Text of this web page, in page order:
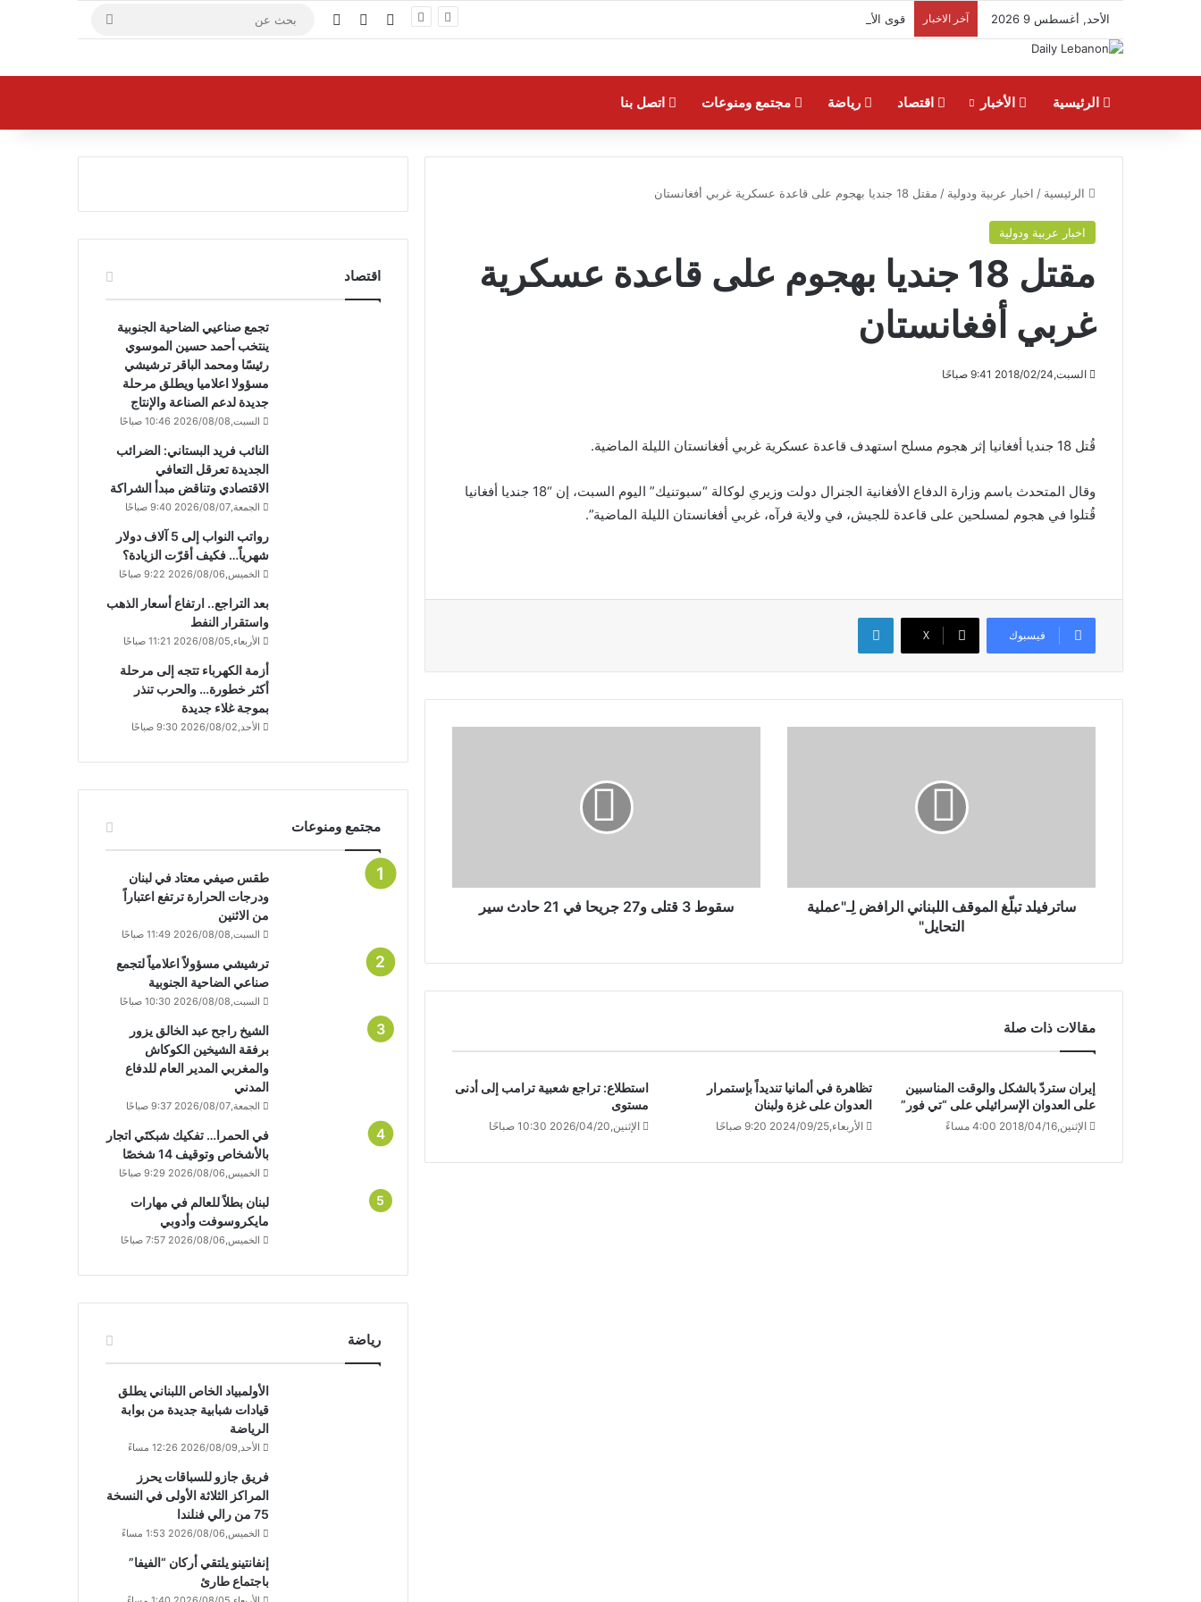
الأحد, أغسطس 9 2026 آخر الاخبار قوى الأمن: إحباط محاولة تهريب 5000 حبة كبتاغون إلى السعودية عبر شركة شحن فيسبوك يوتيوب
الرئيسية الأخبار اقتصاد رياضة مجتمع ومنوعات اتصل بنا
الرئيسية / اخبار عربية ودولية / مقتل 18 جنديا بهجوم على قاعدة عسكرية غربي أفغانستان
اخبار عربية ودولية
مقتل 18 جنديا بهجوم على قاعدة عسكرية
غربي أفغانستان
السبت,2018/02/24 9:41 صباحًا
قُتل 18 جنديا أفغانيا إثر هجوم مسلح استهدف قاعدة عسكرية غربي أفغانستان الليلة الماضية.
وقال المتحدث باسم وزارة الدفاع الأفغانية الجنرال دولت وزيري لوكالة “سبوتنيك” اليوم السبت، إن “18 جنديا أفغانيا
قُتلوا في هجوم لمسلحين على قاعدة للجيش، في ولاية فرآه، غربي أفغانستان الليلة الماضية”.
فيسبوك X
لينكدإن
ساترفيلد تبلّغ الموقف اللبناني الرافض لِـ"عملية
التحايل"
سقوط 3 قتلى و27 جريحا في 21 حادث سير
مقالات ذات صلة
إيران ستردّ بالشكل والوقت المناسبين
على العدوان الإسرائيلي على “تي فور”
الإثنين,2018/04/16 4:00 مساءً
تظاهرة في ألمانيا تنديداً بإستمرار
العدوان على غزة ولبنان
الأربعاء,2024/09/25 9:20 صباحًا
استطلاع: تراجع شعبية ترامب إلى أدنى
مستوى
الإثنين,2026/04/20 10:30 صباحًا
اقتصاد
تجمع صناعيي الضاحية الجنوبية
ينتخب أحمد حسين الموسوي
رئيسًا ومحمد الباقر ترشيشي
مسؤولا اعلاميا ويطلق مرحلة
جديدة لدعم الصناعة والإنتاج
السبت,2026/08/08 10:46 صباحًا
النائب فريد البستاني: الضرائب
الجديدة تعرقل التعافي
الاقتصادي وتناقض مبدأ الشراكة
الجمعة,2026/08/07 9:40 صباحًا
رواتب النواب إلى 5 آلاف دولار
شهرياً… فكيف أقرّت الزيادة؟
الخميس,2026/08/06 9:22 صباحًا
بعد التراجع.. ارتفاع أسعار الذهب
واستقرار النفط
الأربعاء,2026/08/05 11:21 صباحًا
أزمة الكهرباء تتجه إلى مرحلة
أكثر خطورة… والحرب تنذر
بموجة غلاء جديدة
الأحد,2026/08/02 9:30 صباحًا
مجتمع ومنوعات
طقس صيفي معتاد في لبنان
ودرجات الحرارة ترتفع اعتباراً
من الاثنين
السبت,2026/08/08 11:49 صباحًا
ترشيشي مسؤولاً اعلامياً لتجمع
صناعي الضاحية الجنوبية
السبت,2026/08/08 10:30 صباحًا
الشيخ راجح عبد الخالق يزور
برفقة الشيخين الكوكاش
والمغربي المدير العام للدفاع
المدني
الجمعة,2026/08/07 9:37 صباحًا
في الحمرا… تفكيك شبكتَي اتجار
بالأشخاص وتوقيف 14 شخصًا
الخميس,2026/08/06 9:29 صباحًا
لبنان بطلاً للعالم في مهارات
مايكروسوفت وأدوبي
الخميس,2026/08/06 7:57 صباحًا
رياضة
الأولمبياد الخاص اللبناني يطلق
قيادات شبابية جديدة من بوابة
الرياضة
الأحد,2026/08/09 12:26 مساءً
فريق جازو للسباقات يحرز
المراكز الثلاثة الأولى في النسخة
75 من رالي فنلندا
الخميس,2026/08/06 1:53 مساءً
إنفانتينو يلتقي أركان “الفيفا”
باجتماع طارئ